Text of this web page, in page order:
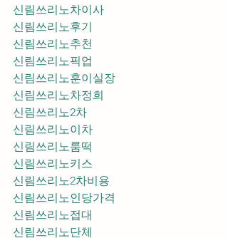
신림쓰리노차이사
신림쓰리노후기
신림쓰리노추천
신림쓰리노훈이실장
신림쓰리노차정희
신림쓰리노2차
신림쓰리노이차
신림쓰리노룸떡
신림쓰리노키스
신림쓰리노2차비용
신림쓰리노인당가격
신림쓰리노접대
신림쓰리노단체